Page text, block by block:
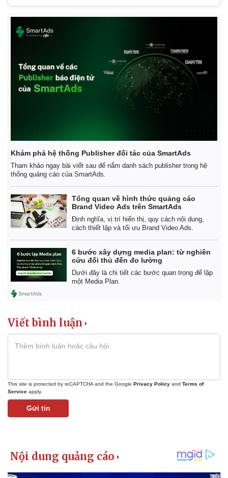
Khám phá hệ thống Publisher đối tác của SmartAds
Tham khảo ngay bài viết sau để nắm danh sách publisher trong hệ
thống quảng cáo của SmartAds.
Tổng quan về hình thức quảng cáo
Brand Video Ads trên SmartAds
Định nghĩa, vị trí hiển thị, quy cách nội dung,
cách thiết lập và tối ưu Brand Video Ads.
6 bước xây dựng media plan: từ nghiên
cứu đối thủ đến đo lường
Dưới đây là chi tiết các bước quan trọng để lập
một Media Plan.
Viết bình luận
This site is protected by reCAPTCHA and the Google Privacy Policy and Terms of
Service apply.
Gửi tin